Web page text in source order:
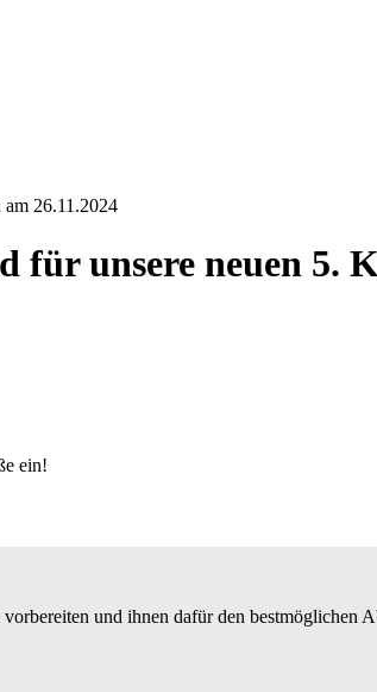
26.11.2024
unsere neuen 5.
ein!
und ihnen dafür den bestmöglichen